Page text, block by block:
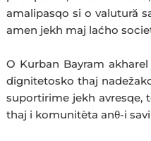
amalipasqo si o valutură
amen jekh maj laćho
O Kurban Bayram
dignitetosko thaj
suportirime jekh avresqe,
thaj i komunitèta anθ-i savi